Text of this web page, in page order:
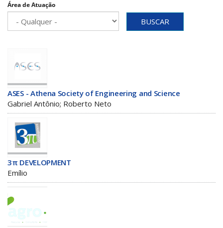
Área de Atuação
BUSCAR
ASES - Athena Society of Engineering and Science
Gabriel Antônio; Roberto Neto
3π DEVELOPMENT
Emílio